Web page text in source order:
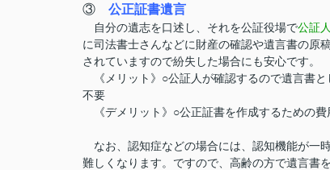
③ 公正証書遺言
自分の遺志を口述し、それを公証役場で公証
に司法書士さんなどに財産の確認や遺言書の原
されていますので紛失した場合にも安心です。
《メリット》○公証人が確認するので遺言
不要
《デメリット》○公正証書を作成するための費
なお、認知症などの場合には、認知機能が一
難しくなります。ですので、高齢の方で遺言書